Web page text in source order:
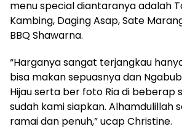
menu special diantaranya adalah
Kambing, Daging Asap, Sate
BBQ Shawarna.
“Harganya sangat terjangkau
bisa makan sepuasnya dan
Hijau serta ber foto Ria di beberap
sudah kami siapkan. Alhamdulillah
ramai dan penuh,” ucap Christine.